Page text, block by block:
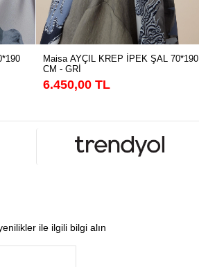
Maisa AYÇIL KREP İPEK ŞAL 70*190
CM - GRİ
6.450,00 TL
ile ilgili bilgi alın